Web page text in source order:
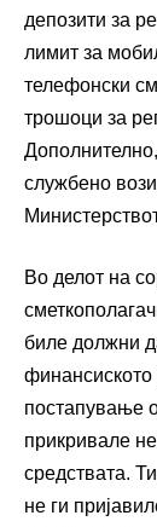
депозити за
лимит за
телефонски
трошоци за
службено
Во делот на
биле должни
постапување
прикривале
средствата.
не ги